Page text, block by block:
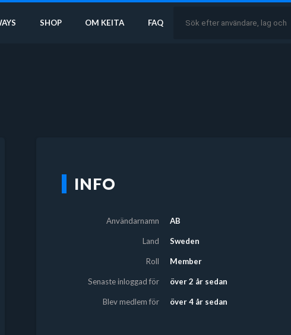
SHOP OM KEITA FAQ
INFO
Användarnamn AB
Land Sweden
Roll Member
Senaste inloggad för över 2 år sedan
Blev medlem för över 4 år sedan